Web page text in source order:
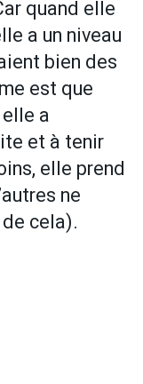
quand elle
a un niveau
bien des
est que
a
et à tenir
elle prend
ne
cela).